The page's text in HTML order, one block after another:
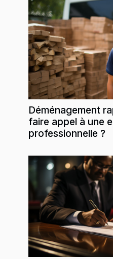
Déménagement
faire appel à une
professionnelle ?